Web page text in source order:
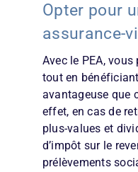
Opter pour
assurance-
Avec le PEA,
tout en
avantageuse que
effet, en cas de
plus-values et
d’impôt sur le
prélèvements